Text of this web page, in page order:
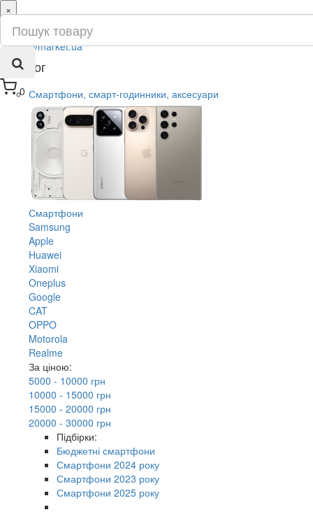
0
×
ru
ua
Каталог
Смартфони, смарт-годинники, аксесуари
Смартфони
Samsung
Apple
Huawei
Xiaomi
Oneplus
Google
CAT
OPPO
Motorola
Realme
За ціною:
5000 - 10000 грн
10000 - 15000 грн
15000 - 20000 грн
20000 - 30000 грн
Підбірки:
Бюджетні смартфони
Смартфони 2024 року
Смартфони 2023 року
Смартфони 2025 року